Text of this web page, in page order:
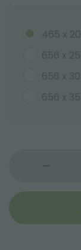
465 x
656 x
656 x
656 x